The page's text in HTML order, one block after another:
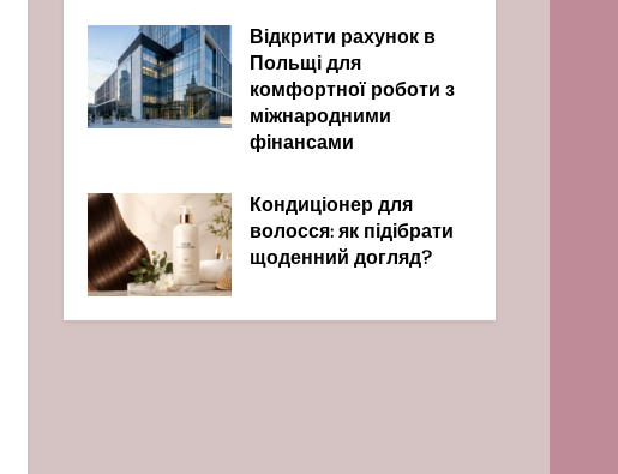
Відкрити рахунок в
Польщі для
комфортної роботи з
міжнародними
фінансами
Кондиціонер для
волосся: як підібрати
щоденний догляд?